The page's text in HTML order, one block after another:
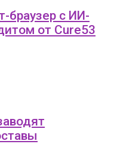
браузер с ИИ-
от Cure53